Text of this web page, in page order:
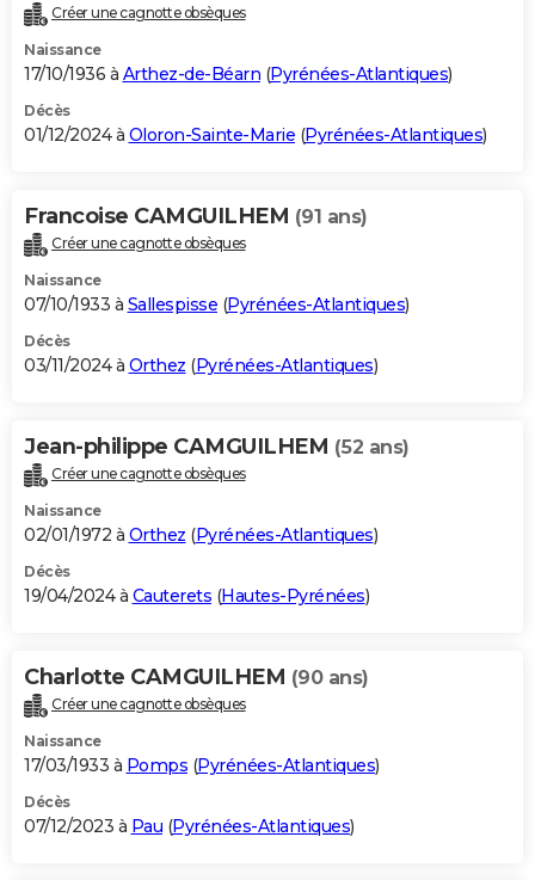
Créer une cagnotte obsèques
Naissance
17/10/1936 à Arthez-de-Béarn (Pyrénées-Atlantiques)
Décès
01/12/2024 à Oloron-Sainte-Marie (Pyrénées-Atlantiques)
Francoise CAMGUILHEM (91 ans)
Créer une cagnotte obsèques
Naissance
07/10/1933 à Sallespisse (Pyrénées-Atlantiques)
Décès
03/11/2024 à Orthez (Pyrénées-Atlantiques)
Jean-philippe CAMGUILHEM (52 ans)
Créer une cagnotte obsèques
Naissance
02/01/1972 à Orthez (Pyrénées-Atlantiques)
Décès
19/04/2024 à Cauterets (Hautes-Pyrénées)
Charlotte CAMGUILHEM (90 ans)
Créer une cagnotte obsèques
Naissance
17/03/1933 à Pomps (Pyrénées-Atlantiques)
Décès
07/12/2023 à Pau (Pyrénées-Atlantiques)